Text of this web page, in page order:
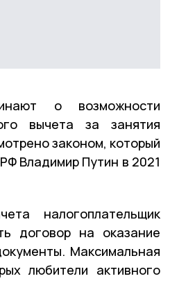
о возможности
вычета за занятия
законом, который
Владимир Путин в 2021
налогоплательщик
договор на оказание
Максимальная
любители активного